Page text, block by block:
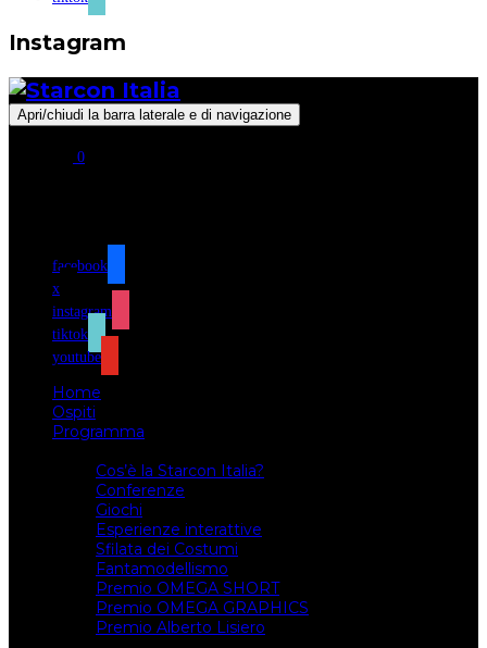
Instagram
Apri/chiudi la barra laterale e di navigazione
0
facebook
x
instagram
tiktok
youtube
Home
Ospiti
Programma
Cos’è la Starcon Italia?
Conferenze
Giochi
Esperienze interattive
Sfilata dei Costumi
Fantamodellismo
Premio OMEGA SHORT
Premio OMEGA GRAPHICS
Premio Alberto Lisiero